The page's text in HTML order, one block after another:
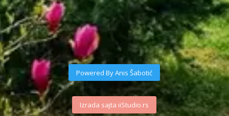
Powered By Anis Šabotić
Izrada sajta iiStudio.rs